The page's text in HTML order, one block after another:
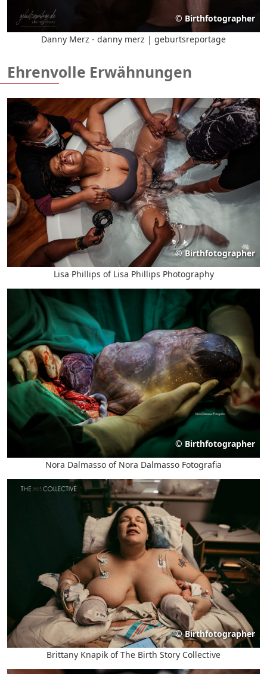
© Birthfotographer
Danny Merz - danny merz | geburtsreportage
Ehrenvolle Erwähnungen
© Birthfotographer
Lisa Phillips of Lisa Phillips Photography
© Birthfotographer
Nora Dalmasso of Nora Dalmasso Fotografia
© Birthfotographer
Brittany Knapik of The Birth Story Collective